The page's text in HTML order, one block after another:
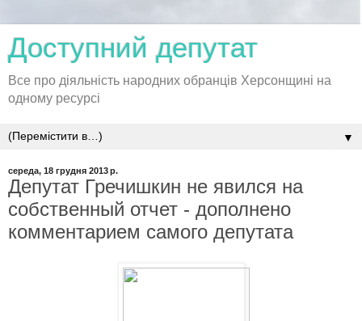
Доступний депутат
Все про діяльність народних обранців Херсонщині на
одному ресурсі
▼
середа, 18 грудня 2013 р.
Депутат Гречишкин не явился на
собственный отчет - дополнено
комментарием самого депутата